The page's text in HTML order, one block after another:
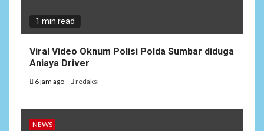
1 min read
Viral Video Oknum Polisi Polda Sumbar diduga
Aniaya Driver
6 jam ago redaksi
NEWS